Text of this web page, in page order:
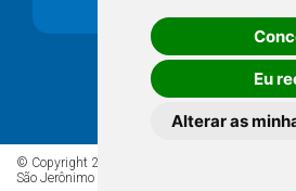
Eu
Alterar as
© Copyright 2026 - Todos os direitos reservados
São Jerônimo da Serra/PR